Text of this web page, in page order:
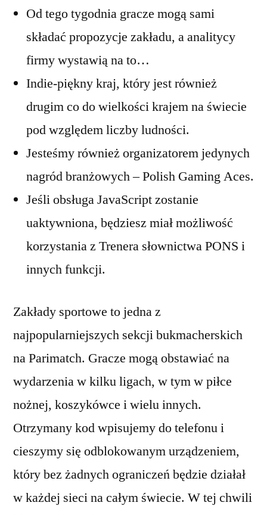
Od tego tygodnia gracze mogą sami
składać propozycje zakładu, a analitycy
firmy wystawią na to…
Indie-piękny kraj, który jest również
drugim co do wielkości krajem na świecie
pod względem liczby ludności.
Jesteśmy również organizatorem jedynych
nagród branżowych – Polish Gaming Aces.
Jeśli obsługa JavaScript zostanie
uaktywniona, będziesz miał możliwość
korzystania z Trenera słownictwa PONS i
innych funkcji.
Zakłady sportowe to jedna z
najpopularniejszych sekcji bukmacherskich
na Parimatch. Gracze mogą obstawiać na
wydarzenia w kilku ligach, w tym w piłce
nożnej, koszykówce i wielu innych.
Otrzymany kod wpisujemy do telefonu i
cieszymy się odblokowanym urządzeniem,
który bez żadnych ograniczeń będzie działał
w każdej sieci na całym świecie. W tej chwili